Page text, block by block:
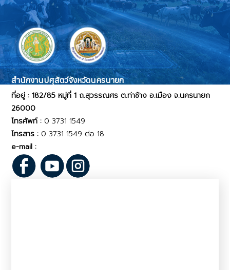
สำนักงานปศุสัตว์จังหวัดนครนายก
ที่อยู่ : 182/85 หมู่ที่ 1 ถ.สุวรรณศร ต.ท่าช้าง อ.เมือง จ.นครนายก
26000
โทรศัพท์ : 0 3731 1549
โทรสาร : 0 3731 1549 ต่อ 18
e-mail :